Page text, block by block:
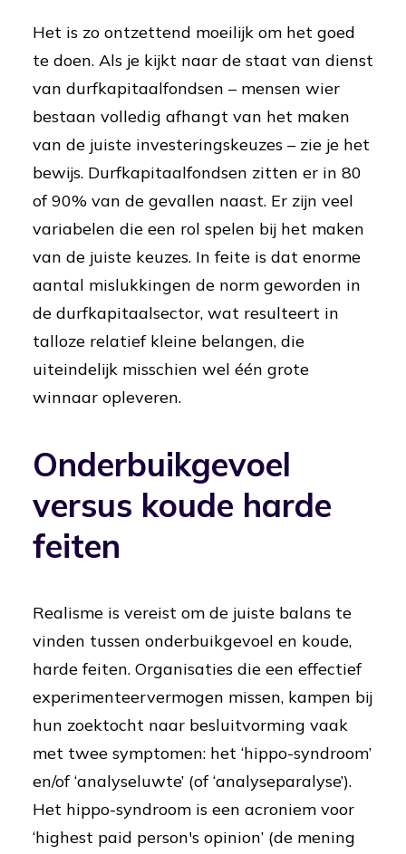
Het is zo ontzettend moeilijk om het goed
te doen. Als je kijkt naar de staat van dienst
van durfkapitaalfondsen – mensen wier
bestaan volledig afhangt van het maken
van de juiste investeringskeuzes – zie je het
bewijs. Durfkapitaalfondsen zitten er in 80
of 90% van de gevallen naast. Er zijn veel
variabelen die een rol spelen bij het maken
van de juiste keuzes. In feite is dat enorme
aantal mislukkingen de norm geworden in
de durfkapitaalsector, wat resulteert in
talloze relatief kleine belangen, die
uiteindelijk misschien wel één grote
winnaar opleveren.
Onderbuikgevoel
versus koude harde
feiten
Realisme is vereist om de juiste balans te
vinden tussen onderbuikgevoel en koude,
harde feiten. Organisaties die een effectief
experimenteervermogen missen, kampen bij
hun zoektocht naar besluitvorming vaak
met twee symptomen: het ‘hippo-syndroom’
en/of ‘analyseluwte’ (of ‘analyseparalyse’).
Het hippo-syndroom is een acroniem voor
‘highest paid person's opinion’ (de mening